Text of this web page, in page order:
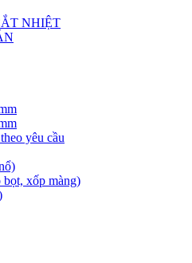
NHIỆT
yêu cầu
xốp màng)